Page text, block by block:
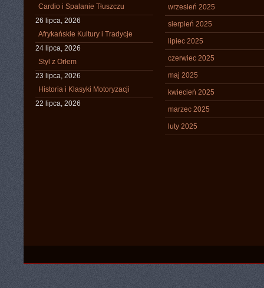
Cardio i Spalanie Tłuszczu
26 lipca, 2026
Afrykańskie Kultury i Tradycje
24 lipca, 2026
Styl z Orłem
23 lipca, 2026
Historia i Klasyki Motoryzacji
22 lipca, 2026
wrzesień 2025
sierpień 2025
lipiec 2025
czerwiec 2025
maj 2025
kwiecień 2025
marzec 2025
luty 2025